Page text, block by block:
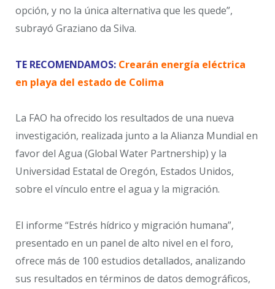
opción, y no la única alternativa que les quede”,
subrayó Graziano da Silva.
TE RECOMENDAMOS: Crearán energía eléctrica
en playa del estado de Colima
La FAO ha ofrecido los resultados de una nueva
investigación, realizada junto a la Alianza Mundial en
favor del Agua (Global Water Partnership) y la
Universidad Estatal de Oregón, Estados Unidos,
sobre el vínculo entre el agua y la migración.
El informe “Estrés hídrico y migración humana”,
presentado en un panel de alto nivel en el foro,
ofrece más de 100 estudios detallados, analizando
sus resultados en términos de datos demográficos,